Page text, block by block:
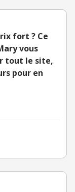
fort ? Ce
vous
tout le site,
pour en